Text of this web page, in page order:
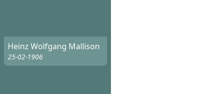
Heinz Wolfgang Mallison
25-02-1906